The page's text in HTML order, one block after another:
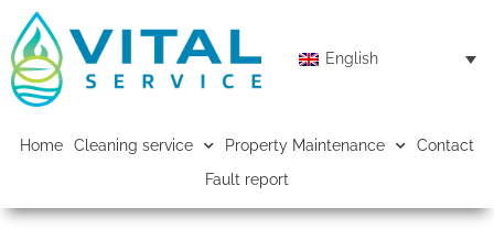
English
Home Cleaning service Property Maintenance
Contact
Fault report